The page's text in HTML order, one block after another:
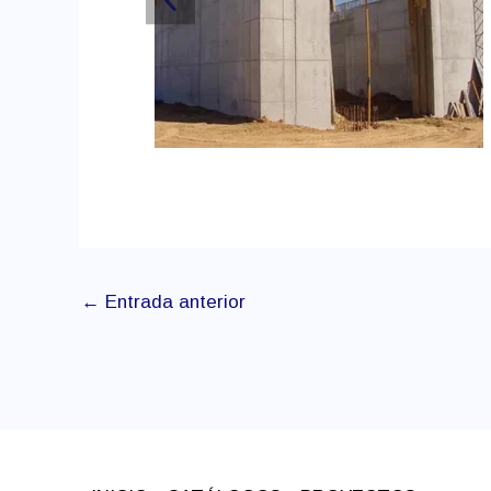
← Entrada anterior